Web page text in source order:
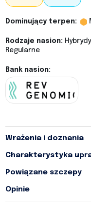
Dominujący terpen:
Rodzaje nasion:
Regularne
Bank nasion:
Wrażenia i doznania
Charakterystyka
Powiązane szczepy
Opinie